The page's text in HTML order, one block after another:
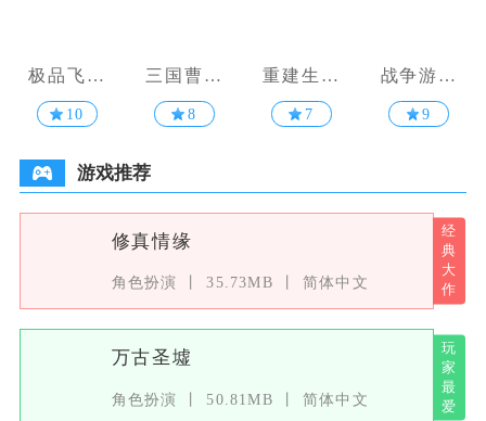
极品飞车
集结
10
三国曹操
传
8
重建生存
营地
7
战争游戏
全面冲突
9
游戏推荐
修真情缘
角色扮演 35.73MB 简体中文
万古圣墟
角色扮演 50.81MB 简体中文